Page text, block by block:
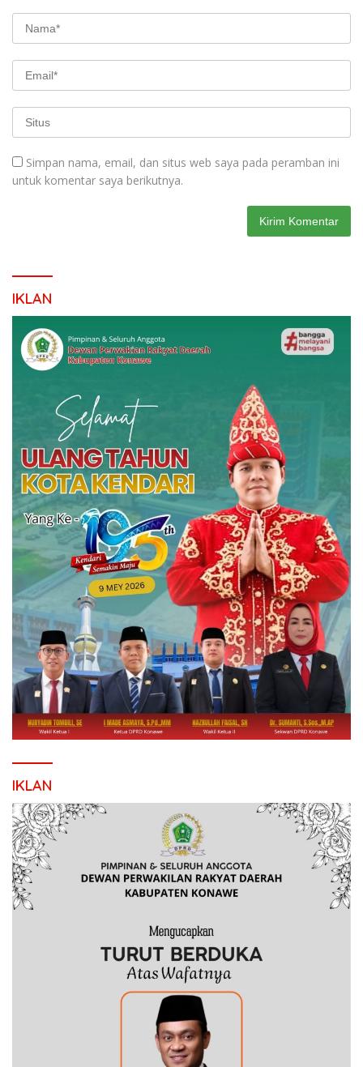
Simpan nama, email, dan situs web saya pada peramban ini
untuk komentar saya berikutnya.
IKLAN
IKLAN